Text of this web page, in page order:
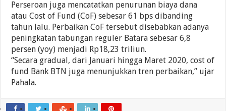
Perseroan juga mencatatkan penurunan biaya dana
atau Cost of Fund (CoF) sebesar 61 bps dibanding
tahun lalu. Perbaikan CoF tersebut disebabkan adanya
peningkatan tabungan reguler Batara sebesar 6,8
persen (yoy) menjadi Rp18,23 triliun.
“Secara gradual, dari Januari hingga Maret 2020, cost of
fund Bank BTN juga menunjukkan tren perbaikan,” ujar
Pahala.